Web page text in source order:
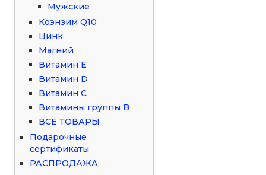
Мужские
Коэнзим Q10
Цинк
Магний
Витамин Е
Витамин D
Витамин С
Витамины группы B
ВСЕ ТОВАРЫ
Подарочные
сертификаты
РАСПРОДАЖА